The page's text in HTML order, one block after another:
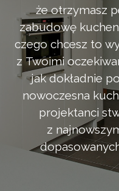
że otrzymasz
zabudowę
czego chcesz to
z Twoimi
jak dokładnie
nowoczesna
projektanci
z